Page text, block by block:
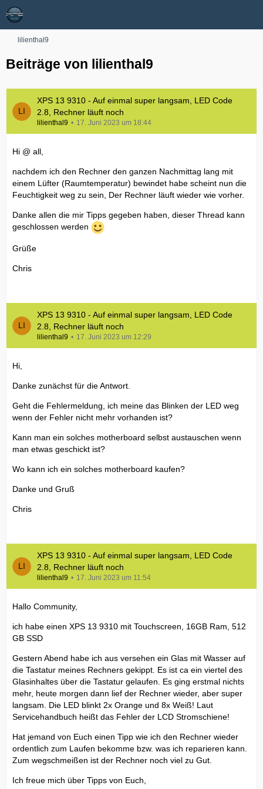
lilienthal9
Beiträge von lilienthal9
XPS 13 9310 - Auf einmal super langsam, LED Code
2.8, Rechner läuft noch
lilienthal9 17. Juni 2023 um 18:44
Hi @ all,
nachdem ich den Rechner den ganzen Nachmittag lang mit
einem Lüfter (Raumtemperatur) bewindet habe scheint nun die
Feuchtigkeit weg zu sein, Der Rechner läuft wieder wie vorher.
Danke allen die mir Tipps gegeben haben, dieser Thread kann
geschlossen werden
Grüße
Chris
XPS 13 9310 - Auf einmal super langsam, LED Code
2.8, Rechner läuft noch
lilienthal9 17. Juni 2023 um 12:29
Hi,
Danke zunächst für die Antwort.
Geht die Fehlermeldung, ich meine das Blinken der LED weg
wenn der Fehler nicht mehr vorhanden ist?
Kann man ein solches motherboard selbst austauschen wenn
man etwas geschickt ist?
Wo kann ich ein solches motherboard kaufen?
Danke und Gruß
Chris
XPS 13 9310 - Auf einmal super langsam, LED Code
2.8, Rechner läuft noch
lilienthal9 17. Juni 2023 um 11:54
Hallo Community,
ich habe einen XPS 13 9310 mit Touchscreen, 16GB Ram, 512
GB SSD
Gestern Abend habe ich aus versehen ein Glas mit Wasser auf
die Tastatur meines Rechners gekippt. Es ist ca ein viertel des
Glasinhaltes über die Tastatur gelaufen. Es ging erstmal nichts
mehr, heute morgen dann lief der Rechner wieder, aber super
langsam. Die LED blinkt 2x Orange und 8x Weiß! Laut
Servicehandbuch heißt das Fehler der LCD Stromschiene!
Hat jemand von Euch einen Tipp wie ich den Rechner wieder
ordentlich zum Laufen bekomme bzw. was ich reparieren kann.
Zum wegschmeißen ist der Rechner noch viel zu Gut.
Ich freue mich über Tipps von Euch,